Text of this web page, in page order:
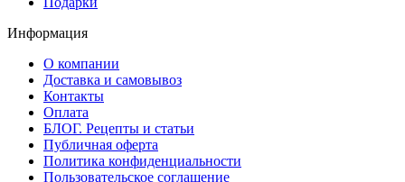
Информация
О компании
Доставка и самовывоз
Контакты
Оплата
БЛОГ. Рецепты и статьи
Публичная оферта
Политика конфиденциальности
Пользовательское соглашение